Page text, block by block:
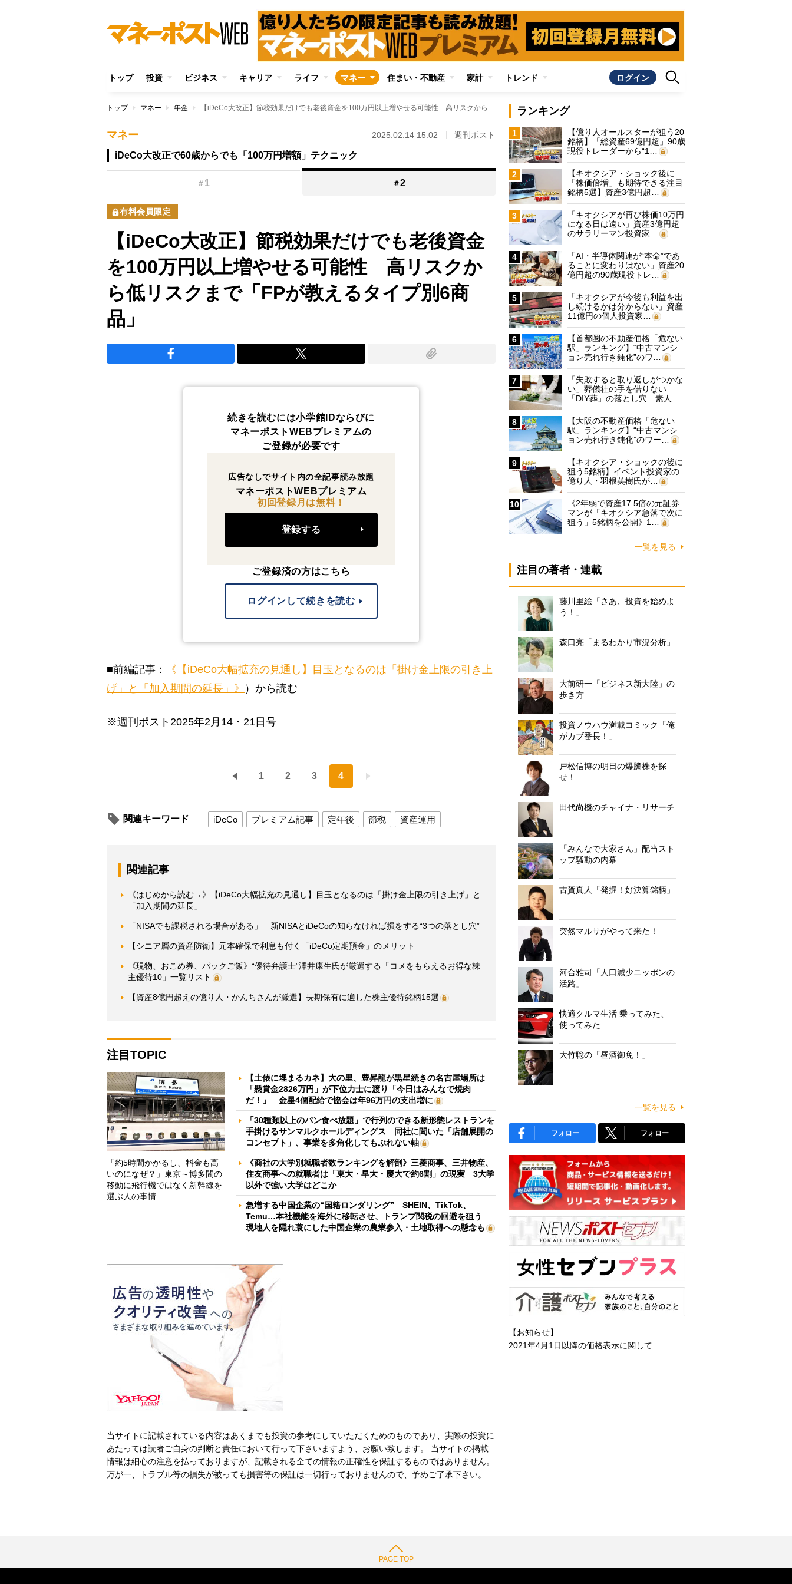
トップ 投資 ビジネス キャリア ライフ マネー 住まい・不動産 家計 トレンド ログイン
トップ マネー 年金 【iDeCo大改正】節税効果だけでも老後資金を100万円以上増やせる可能性 高リスクから低リスクまで「FPが教えるタイプ別6商品」
マネー 2025.02.14 15:02 週刊ポスト
iDeCo大改正で60歳からでも「100万円増額」テクニック
＃ 1 ＃2
有料会員限定
【iDeCo大改正】節税効果だけでも老後資金
を100万円以上増やせる可能性 高リスクか
ら低リスクまで「FPが教えるタイプ別6商
品」
続きを読むには小学館IDならびに
マネーポストWEBプレミアムの
ご登録が必要です
広告なしでサイト内の全記事読み放題
マネーポストWEBプレミアム
初回登録月は無料！
登録する
ご登録済の方はこちら
ログインして続きを読む
■前編記事：
《【iDeCo大幅拡充の見通し】目玉となるのは「掛け金上限の引き上
げ」と「加入期間の延長」》
）から読む
※週刊ポスト2025年2月14・21日号
1 2 3 4
関連キーワード iDeCo プレミアム記事 定年後 節税 資産運用
関連記事
《はじめから読む→》【iDeCo大幅拡充の見通し】目玉となるのは「掛け金上限の引き上げ」と
「加入期間の延長」
「NISAでも課税される場合がある」 新NISAとiDeCoの知らなければ損をする“3つの落とし穴”
【シニア層の資産防衛】元本確保で利息も付く「iDeCo定期預金」のメリット
《現物、おこめ券、パックご飯》“優待弁護士”澤井康生氏が厳選する「コメをもらえるお得な株
主優待10」一覧リスト
【資産8億円超えの億り人・かんちさんが厳選】長期保有に適した株主優待銘柄15選
注目TOPIC
「約5時間かかるし、料金も高
いのになぜ？」東京～博多間の
移動に飛行機ではなく新幹線を
選ぶ人の事情
【土俵に埋まるカネ】大の里、豊昇龍が黒星続きの名古屋場所は
「懸賞金2826万円」が下位力士に渡り「今日はみんなで焼肉
だ！」 金星4個配給で協会は年96万円の支出増に
「30種類以上のパン食べ放題」で行列のできる新形態レストランを
手掛けるサンマルクホールディングス 同社に聞いた「店舗展開の
コンセプト」、事業を多角化してもぶれない軸
《商社の大学別就職者数ランキングを解剖》三菱商事、三井物産、
住友商事への就職者は「東大・早大・慶大で約6割」の現実 3大学
以外で強い大学はどこか
急増する中国企業の“国籍ロンダリング” SHEIN、TikTok、
Temu…本社機能を海外に移転させ、トランプ関税の回避を狙う
現地人を隠れ蓑にした中国企業の農業参入・土地取得への懸念も
当サイトに記載されている内容はあくまでも投資の参考にしていただくためのものであり、実際の投資に
あたっては読者ご自身の判断と責任において行って下さいますよう、お願い致します。 当サイトの掲載
情報は細心の注意を払っておりますが、記載される全ての情報の正確性を保証するものではありません。
万が一、トラブル等の損失が被っても損害等の保証は一切行っておりませんので、予めご了承下さい。
ランキング
1
【億り人オールスターが狙う20
銘柄】「総資産69億円超」90歳
現役トレーダーから“1…
2
【キオクシア・ショック後に
「株価倍増」も期待できる注目
銘柄5選】資産3億円超…
3
「キオクシアが再び株価10万円
になる日は遠い」資産3億円超
のサラリーマン投資家…
4
「AI・半導体関連が“本命”であ
ることに変わりはない」資産20
億円超の90歳現役トレ…
5
「キオクシアが今後も利益を出
し続けるかは分からない」資産
11億円の個人投資家…
6
【首都圏の不動産価格「危ない
駅」ランキング】“中古マンシ
ョン売れ行き鈍化”のワ…
7
「失敗すると取り返しがつかな
い」葬儀社の手を借りない
「DIY葬」の落とし穴 素人
に…
8
【大阪の不動産価格「危ない
駅」ランキング】“中古マンシ
ョン売れ行き鈍化”のワー…
9
【キオクシア・ショックの後に
狙う5銘柄】イベント投資家の
億り人・羽根英樹氏が…
10
《2年弱で資産17.5倍の元証券
マンが「キオクシア急落で次に
狙う」5銘柄を公開》1…
一覧を見る
注目の著者・連載
藤川里絵「さあ、投資を始めよ
う！」
森口亮「まるわかり市況分析」
大前研一「ビジネス新大陸」の
歩き方
投資ノウハウ満載コミック「俺
がカブ番長！」
戸松信博の明日の爆騰株を探
せ！
田代尚機のチャイナ・リサーチ
「みんなで大家さん」配当スト
ップ騒動の内幕
古賀真人「発掘！好決算銘柄」
突然マルサがやって来た！
河合雅司「人口減少ニッポンの
活路」
快適クルマ生活 乗ってみた、
使ってみた
大竹聡の「昼酒御免！」
一覧を見る
フォロー フォロー
【お知らせ】
2021年4月1日以降の価格表示に関して
PAGE TOP